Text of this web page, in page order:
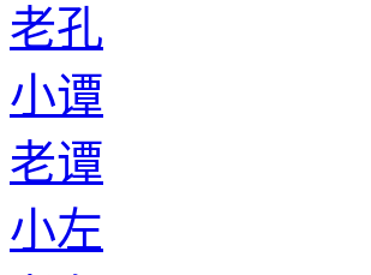
老孔
小谭
老谭
小左